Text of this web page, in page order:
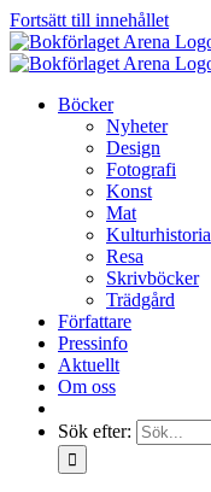
Fortsätt till innehållet
Böcker
Nyheter
Design
Fotografi
Konst
Mat
Kulturhistoria
Resa
Skrivböcker
Trädgård
Författare
Pressinfo
Aktuellt
Om oss
Sök efter: